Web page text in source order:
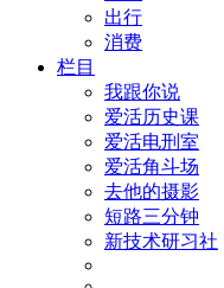
出行
消费
栏目
我跟你说
爱活历史课
爱活电刑室
爱活角斗场
去他的摄影
短路三分钟
新技术研习社